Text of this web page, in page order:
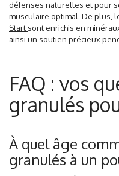
défenses naturelles et pour
musculaire optimal. De plus,
Start sont enrichis en
ainsi un soutien précieux
FAQ : vos
granulés
À quel âge
granulés à un